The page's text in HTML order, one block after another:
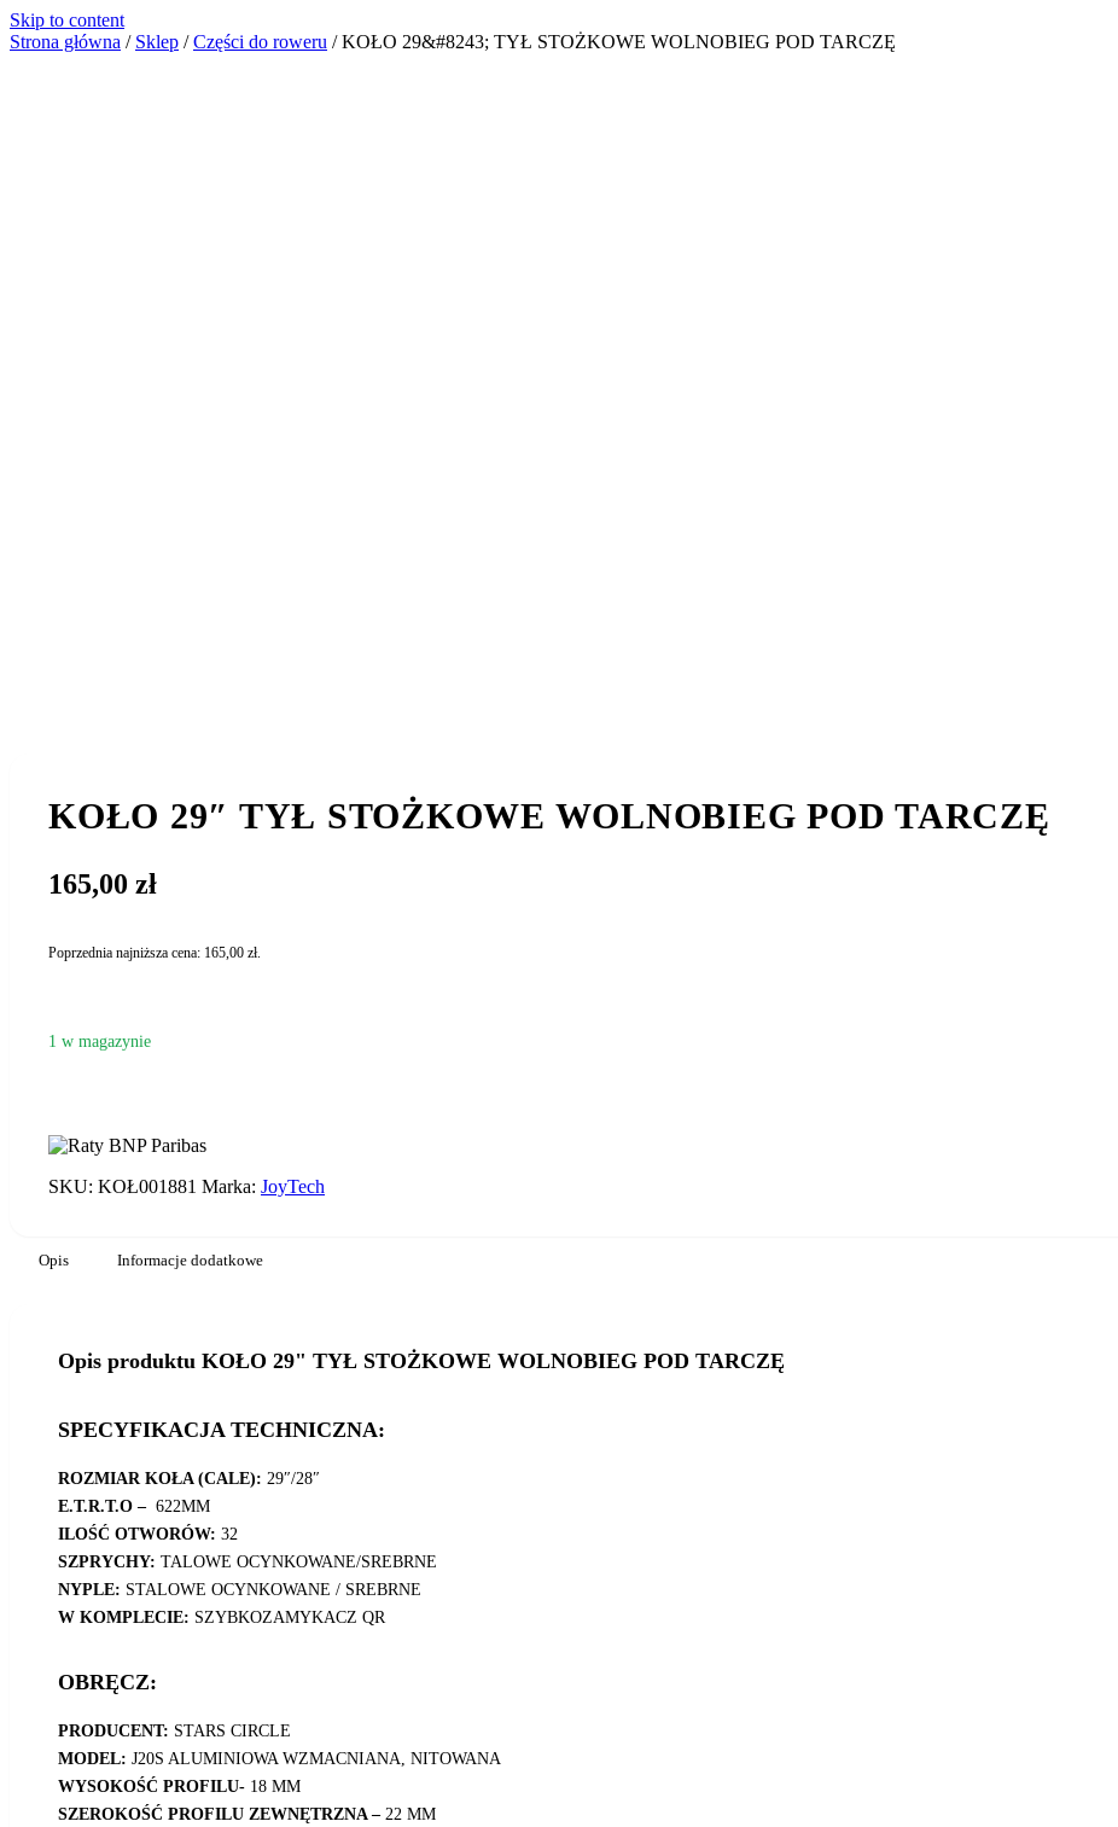
Skip to content
Strona główna / Sklep / Części do roweru / KOŁO 29&#8243; TYŁ STOŻKOWE WOLNOBIEG POD TARCZĘ
KOŁO 29″ TYŁ STOŻKOWE WOLNOBIEG POD TARCZĘ
165,00 zł
Poprzednia najniższa cena: 165,00 zł.
1 w magazynie
29"
STOŻKOWE
TARCZĘ
SKU: KOŁ001881 Marka: JoyTech
Opis Informacje dodatkowe
Opis produktu KOŁO 29" TYŁ STOŻKOWE WOLNOBIEG POD TARCZĘ
SPECYFIKACJA TECHNICZNA:
ROZMIAR KOŁA (CALE): 29″/28″
E.T.R.T.O – 622MM
ILOŚĆ OTWORÓW: 32
SZPRYCHY: TALOWE OCYNKOWANE/SREBRNE
NYPLE: STALOWE OCYNKOWANE / SREBRNE
W KOMPLECIE: SZYBKOZAMYKACZ QR
OBRĘCZ:
PRODUCENT: STARS CIRCLE
MODEL: J20S ALUMINIOWA WZMACNIANA, NITOWANA
WYSOKOŚĆ PROFILU- 18 MM
SZEROKOŚĆ PROFILU ZEWNĘTRZNA – 22 MM